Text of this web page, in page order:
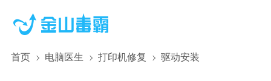
首页 电脑医生 打印机修复 驱动安装